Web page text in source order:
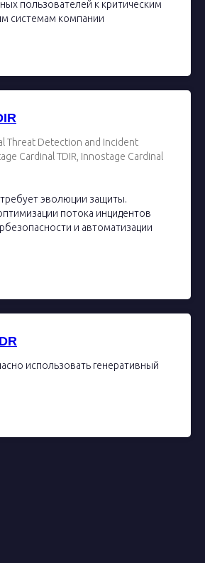
пользователей к критическим
системам компании
Threat Detection and Incident
Cardinal TDIR, Innostage Cardinal
эволюции защиты.
потока инцидентов
и автоматизации
использовать генеративный